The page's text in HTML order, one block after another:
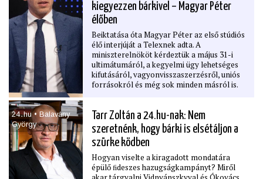
kiegyezzen bárkivel – Magyar Péter
élőben
Beiktatása óta Magyar Péter az első stúdiós
élő interjúját a Telexnek adta. A
miniszterelnököt kérdeztük a május 31-i
ultimátumáról, a kegyelmi ügy lehetséges
kifutásáról, vagyonvisszaszerzésről, uniós
forrásokról és még sok minden másról is.
24․hu • Balavány
György
Tarr Zoltán a 24.hu-nak: Nem
szeretnénk, hogy bárki is elsétáljon a
szürke ködben
Hogyan viselte a kiragadott mondatára
épülő ﬁdeszes hazugságkampányt? Miről